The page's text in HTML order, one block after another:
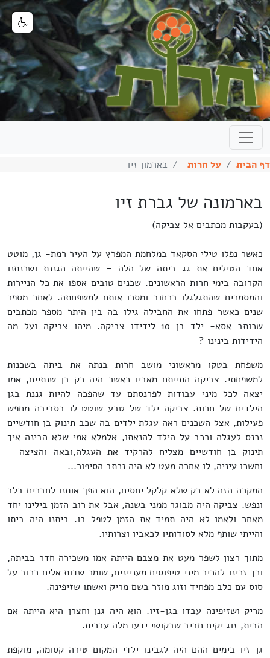
דף הבית על חרות בארמון זיו
בארמונה של גברת זיו
(בעקבות מכתבים אל צביקה)
כאשר נפלו טילי הסקאד במלחמת המפרץ על העיר רמת- גן, מוטט
אחד הטילים את גג ביתה של הלה – שהייתה הגננת ושכנתנו
הקרובה בימי חרות הראשונים. שכנים טובים אספו את כל הניירות
והמסמכים שהתגלגלו ברחוב ומסרו אותם למשפחתה. לאחר מספר
שנים כאשר פתחו את החבילה גילו בה בין היתר מספר מכתבים
שכותב אסא- ילד בן 10 לידידו צביקה. מיהו צביקה ועל מה
הידידות בינינו ?
משפחת בטקו מראשוני מושב חרות בנתה את ביתה בשכנות
למשפחתי. צביקה התייתם מאביו כאשר היה רק בן שנתיים, אמו
יצאה לכל מיני עבודות לפרנסתם עד שהפכה להיות גננת בגן
הילדים של חרות. צביקה ילד של טבע שוטט לו בסביבה מחפש
פעילות, אצל השכנים ראה עגלת ילדים בה שכב תינוק בן חודשיים
נכנס לעגלה ורכב על הילד להנאתו, אלמלא אמי שלא הבינה איך
תינוק בן חודשיים מצליח להרקיד את העגלה,ובאה והציצה –
וחשכו עיניה, לו אחרה מעט לא היה נכתב הסיפור...
המקרה הזה לא רק שלא קלקל יחסים, הוא הפך אותנו לחברים בלב
ונפש. צביקה היה מבוגר ממני בשנה, אבל את רוב הזמן בילינו יחד
מאחר ולאמו לא היה תמיד את הזמן לטפל בו. ביתנו היה ביתו
והייתי שותף מלא לסודותיו לכאביו וצרותיו.
מתוך רצון לשפר מעט את מצבם הייתה אמו משכירה חדר בביתה,
וכך זכינו להכיר מיני טיפוסים מעניינים, שומר שדות אלים רכוב על
סוס עם כלב מפחיד וזוג מוזר בשם מריק ואשתו שזיפינה.
מריק ושזיפינה עבדו בגן-זיו. הוא היה גנן וחצרן היא הייתה אם
הבית, זוג יקים חביב שבקושי ידעו מלה עברית.
גן-זיו בימים ההם היה לגבינו ילדי המקום טירה קסומה, מוקפת